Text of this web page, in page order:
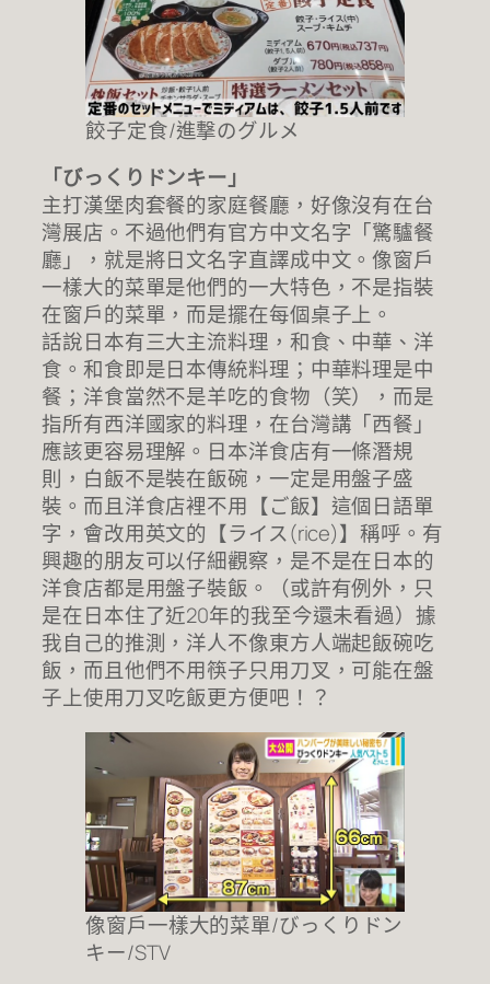
餃子定食/進撃のグルメ
「びっくりドンキー」
主打漢堡肉套餐的家庭餐廳，好像沒有在台
灣展店。不過他們有官方中文名字「驚驢餐
廳」，就是將日文名字直譯成中文。像窗戶
一樣大的菜單是他們的一大特色，不是指裝
在窗戶的菜單，而是擺在每個桌子上。
話說日本有三大主流料理，和食、中華、洋
食。和食即是日本傳統料理；中華料理是中
餐；洋食當然不是羊吃的食物（笑），而是
指所有西洋國家的料理，在台灣講「西餐」
應該更容易理解。日本洋食店有一條潛規
則，白飯不是裝在飯碗，一定是用盤子盛
裝。而且洋食店裡不用【ご飯】這個日語單
字，會改用英文的【ライス(rice)】稱呼。有
興趣的朋友可以仔細觀察，是不是在日本的
洋食店都是用盤子裝飯。（或許有例外，只
是在日本住了近20年的我至今還未看過）據
我自己的推測，洋人不像東方人端起飯碗吃
飯，而且他們不用筷子只用刀叉，可能在盤
子上使用刀叉吃飯更方便吧！？
像窗戶一樣大的菜單/びっくりドン
キー/STV